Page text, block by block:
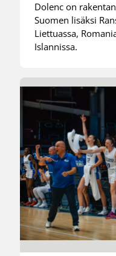
Dolenc on
Suomen lisäksi
Liettuassa,
Islannissa.